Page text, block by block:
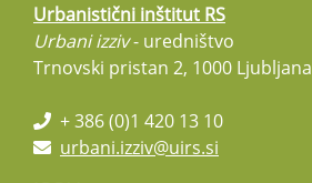
Urbanistični inštitut RS
Urbani izziv- uredništvo
Trnovski pristan 2, 1000 Ljubljana
+ 386 (0)1 420 13 10
urbani.izziv@uirs.si